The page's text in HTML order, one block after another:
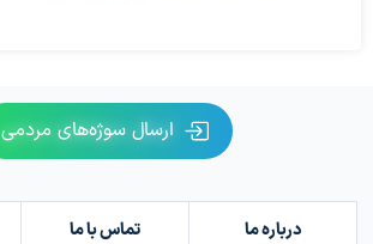
ارسال سوژه‌های مردمی
درباره ما تماس با ما